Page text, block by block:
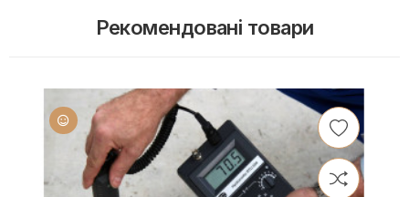
Рекомендовані товари